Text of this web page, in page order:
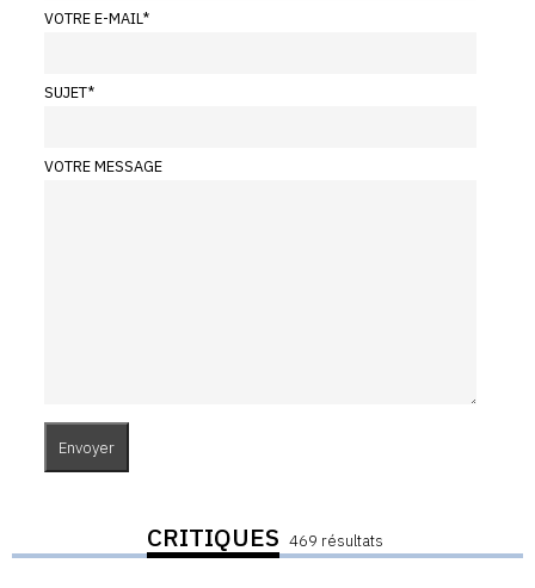
VOTRE E-MAIL*
SUJET*
VOTRE MESSAGE
CRITIQUES 469 résultats